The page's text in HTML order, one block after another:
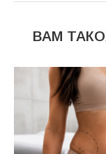
ВАМ